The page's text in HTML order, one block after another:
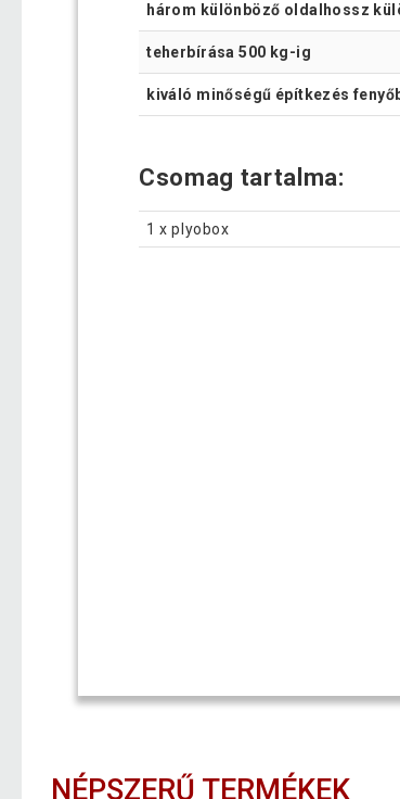
három különböző oldalhossz
teherbírása 500 kg-ig
kiváló minőségű építkezés
Csomag tartalma:
1 x plyobox
NÉPSZERŰ TERMÉKEK